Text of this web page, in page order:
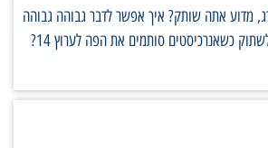
מדוע אתה שותק? איך אפשר לדבר גבוהה גבוהה
על טוהר הבחירות ומנגד לשתוק כשאנרכיסטים סותמים את הפה לערוץ 14?